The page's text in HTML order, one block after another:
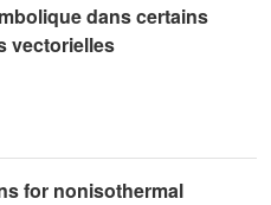
dans certains
vectorielles
for nonisothermal